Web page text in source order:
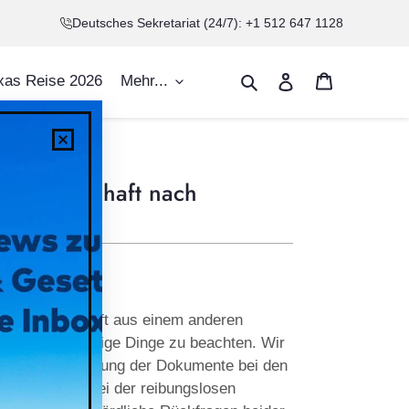
Deutsches Sekretariat (24/7): +1 512 647 1128
Reise 2026 Mehr... SuchenEinloggen
Gesellschaft nach
Gesellschaft aus einem anderen
, so gibt es einige Dinge zu beachten. Wir
und Einreichung der Dokumente bei den
und helfen bei der reibungslosen